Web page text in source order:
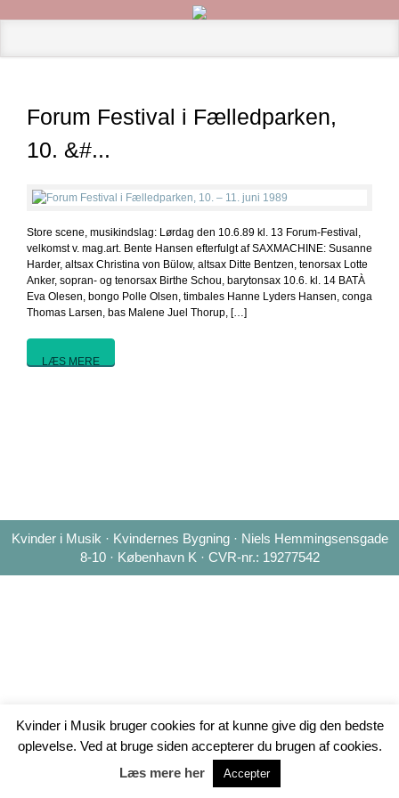
Forum Festival i Fælledparken,
10. &#...
Store scene, musikindslag: Lørdag den 10.6.89 kl. 13 Forum-Festival,
velkomst v. mag.art. Bente Hansen efterfulgt af SAXMACHINE: Susanne
Harder, altsax Christina von Bülow, altsax Ditte Bentzen, tenorsax Lotte
Anker, sopran- og tenorsax Birthe Schou, barytonsax 10.6. kl. 14 BATÀ
Eva Olesen, bongo Polle Olsen, timbales Hanne Lyders Hansen, conga
Thomas Larsen, bas Malene Juel Thorup, […]
LÆS MERE
Kvinder i Musik · Kvindernes Bygning · Niels Hemmingsensgade
8-10 · København K · CVR-nr.: 19277542
Kvinder i Musik bruger cookies for at kunne give dig den bedste
oplevelse. Ved at bruge siden accepterer du brugen af cookies.
Læs mere her
Accepter